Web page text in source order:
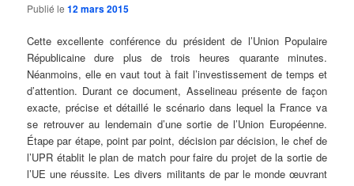
Publié le12 mars 2015
Cette excellente conférence du président de l’Union Populaire
Républicaine dure plus de trois heures quarante minutes.
Néanmoins, elle en vaut tout à fait l’investissement de temps et
d’attention. Durant ce document, Asselineau présente de façon
exacte, précise et détaillé le scénario dans lequel la France va
se retrouver au lendemain d’une sortie de l’Union Européenne.
Étape par étape, point par point, décision par décision, le chef de
l’UPR établit le plan de match pour faire du projet de la sortie de
l’UE une réussite. Les divers militants de par le monde œuvrant